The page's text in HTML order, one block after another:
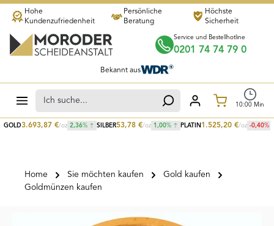
Zum Hauptinhalt springen
GOLD3.693,87 €/oz 2,36% SILBER53,78 €/oz 1,00% PLATIN 1.525,20 €/oz -0,40%
Hohe
Kundenzufriedenheit
Persönliche
Beratung
Höchste
Sicherheit
Service und Bestellhotline
0201 74 74 79 0
Bekannt aus
10:00 Min
Home Sie möchten kaufen
Gold kaufen
Goldmünzen kaufen
Bildergalerie überspringen